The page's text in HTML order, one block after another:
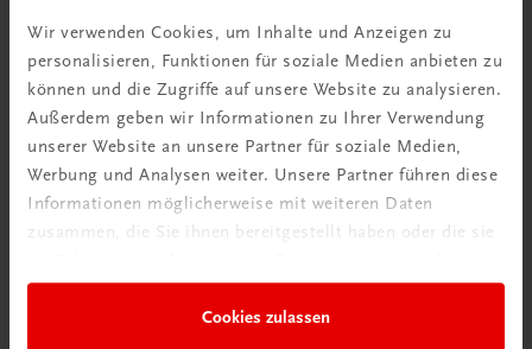
Wir verwenden Cookies, um Inhalte und Anzeigen zu
personalisieren, Funktionen für soziale Medien anbieten zu
können und die Zugriffe auf unsere Website zu analysieren.
Außerdem geben wir Informationen zu Ihrer Verwendung
unserer Website an unsere Partner für soziale Medien,
Werbung und Analysen weiter. Unsere Partner führen diese
Informationen möglicherweise mit weiteren Daten
zusammen, die Sie ihnen bereitgestellt haben oder die sie
Cookies zulassen
Tipps & Tricks
Mehr dazu